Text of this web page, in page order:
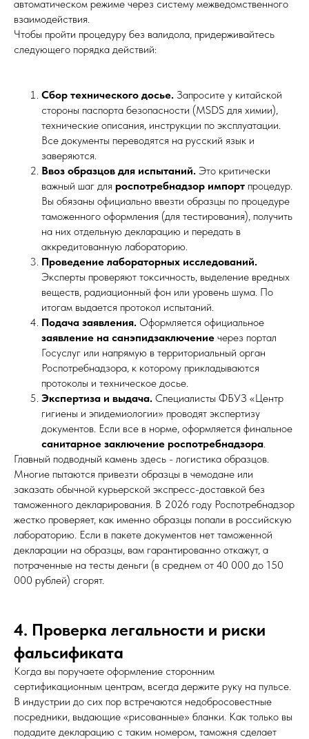
автоматическом режиме через систему межведомственного
взаимодействия.
Чтобы пройти процедуру без валидола, придерживайтесь
следующего порядка действий:
Сбор технического досье. Запросите у китайской
стороны паспорта безопасности (MSDS для химии),
технические описания, инструкции по эксплуатации.
Все документы переводятся на русский язык и
заверяются.
Ввоз образцов для испытаний. Это критически
важный шаг для роспотребнадзор импорт процедур.
Вы обязаны официально ввезти образцы по процедуре
таможенного оформления (для тестирования), получить
на них отдельную декларацию и передать в
аккредитованную лабораторию.
Проведение лабораторных исследований.
Эксперты проверяют токсичность, выделение вредных
веществ, радиационный фон или уровень шума. По
итогам выдается протокол испытаний.
Подача заявления. Оформляется официальное
заявление на санэпидзаключение через портал
Госуслуг или напрямую в территориальный орган
Роспотребнадзора, к которому прикладываются
протоколы и техническое досье.
Экспертиза и выдача. Специалисты ФБУЗ «Центр
гигиены и эпидемиологии» проводят экспертизу
документов. Если все в норме, оформляется финальное
санитарное заключение роспотребнадзора
Главный подводный камень здесь - логистика образцов.
Многие пытаются привезти образцы в чемодане или
заказать обычной курьерской экспресс-доставкой без
таможенного декларирования. В 2026 году Роспотребнадзор
жестко проверяет, как именно образцы попали в российскую
лабораторию. Если в пакете документов нет таможенной
декларации на образцы, вам гарантированно откажут, а
потраченные на тесты деньги (в среднем от 40 000 до 150
000 рублей) сгорят.
4. Проверка легальности и риски
фальсификата
Когда вы поручаете оформление сторонним
сертификационным центрам, всегда держите руку на пульсе.
В индустрии до сих пор встречаются недобросовестные
посредники, выдающие «рисованные» бланки. Как только вы
подадите декларацию с таким номером, таможня сделает